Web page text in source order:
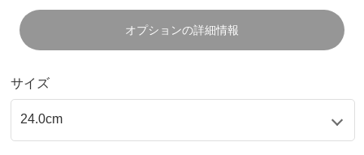
オプションの詳細情報
サイズ